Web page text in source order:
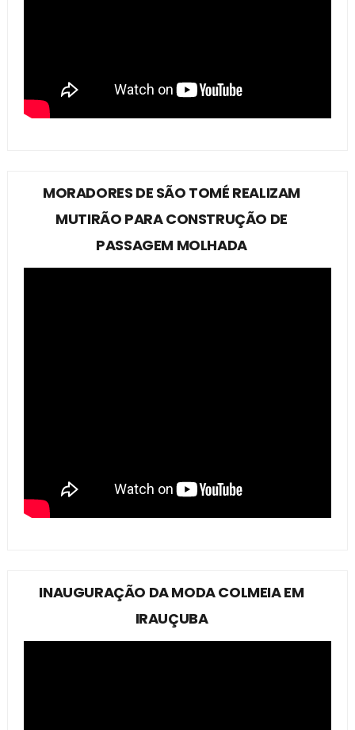
MORADORES DE SÃO TOMÉ REALIZAM
MUTIRÃO PARA CONSTRUÇÃO DE
PASSAGEM MOLHADA
INAUGURAÇÃO DA MODA COLMEIA EM
IRAUÇUBA